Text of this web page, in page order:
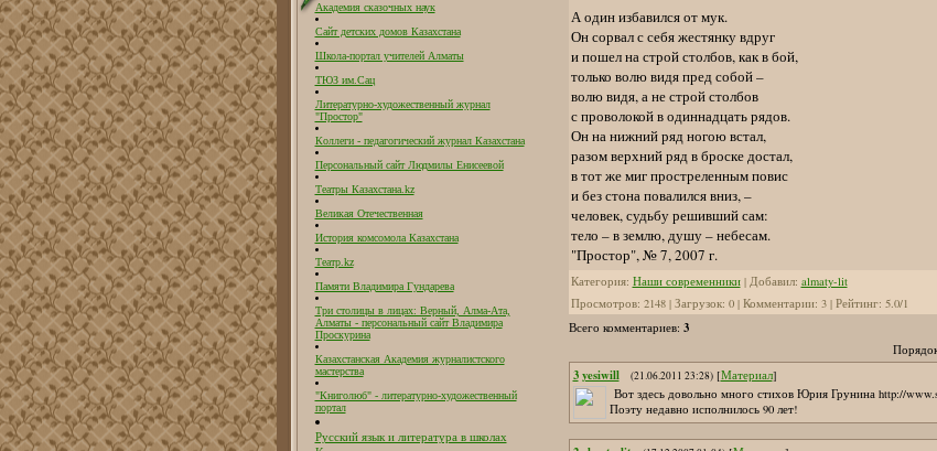
Академия сказочных наук
Сайт детских домов Казахстана
Школа-портал учителей Алматы
ТЮЗ им.Сац
Литературно-художественный журнал
"Простор"
Коллеги - педагогический журнал Казахстана
Персональный сайт Людмилы Енисеевой
Театры Казахстана.kz
Великая Отечественная
История комсомола Казахстана
Театр.kz
Памяти Владимира Гундарева
Три столицы в лицах: Верный, Алма-Ата,
Алматы - персональный сайт Владимира
Проскурина
Казахстанская Академия журналистского
мастерства
"Книголюб" - литературно-художественный
портал
Русский язык и литература в школах
А один избавился от мук.
Он сорвал с себя жестянку вдруг
и пошел на строй столбов, как в бой,
только волю видя пред собой –
волю видя, а не строй столбов
с проволокой в одиннадцать рядов.
Он на нижний ряд ногою встал,
разом верхний ряд в броске достал,
в тот же миг простреленным повис
и без стона повалился вниз, –
человек, судьбу решивший сам:
тело – в землю, душу – небесам.
"Простор", № 7, 2007 г.
Категория: Наши современники| Добавил: almaty-lit
Просмотров: 2148| Загрузок: 0 | Комментарии: 3 | Рейтинг: 5.0/1
Всего комментариев: 3
3 yesiwill (21.06.2011 23:28)[Материал]
Вот здесь довольно много стихов Юрия Грунина http://
Поэту недавно исполнилось 90 лет!